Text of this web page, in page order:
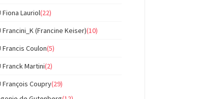
Fiona Lauriol(22)
Francini_K (Francine Keiser)(10)
Francis Coulon(5)
Franck Martini(2)
François Coupry(29)